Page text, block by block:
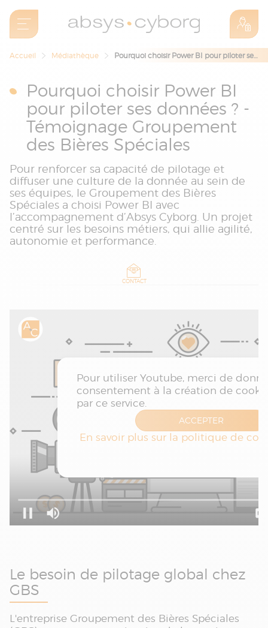
Accueil Médiathèque Pourquoi choisir Power BI pour piloter ses données ? - Témoignage Groupement des Bières Spéciales
Pourquoi choisir Power BI
pour piloter ses données ? -
Témoignage Groupement
des Bières Spéciales
Pour renforcer sa capacité de pilotage et
diffuser une culture de la donnée au sein de
ses équipes, le Groupement des Bières
Spéciales a choisi Power BI avec
l’accompagnement d’Absys Cyborg. Un projet
centré sur les besoins métiers, qui allie agilité,
autonomie et performance.
CONTACT
Le besoin de pilotage global chez
GBS
L'entreprise Groupement des Bières Spéciales